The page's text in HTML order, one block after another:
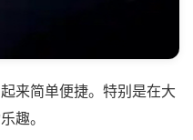
来简单便捷。特别是在大
趣。